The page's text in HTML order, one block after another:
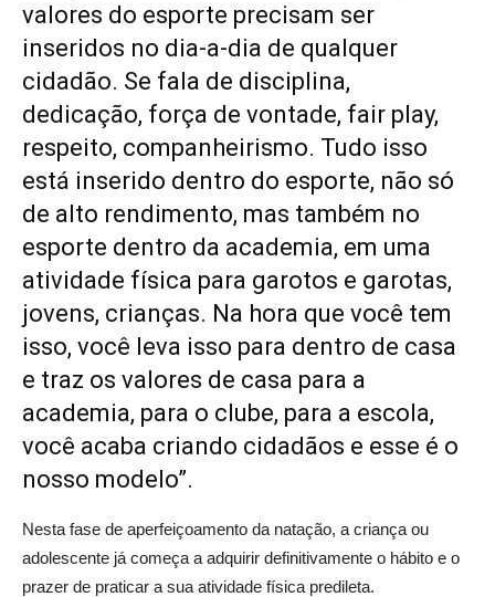
valores do esporte precisam ser
inseridos no dia-a-dia de qualquer
cidadão. Se fala de disciplina,
dedicação, força de vontade, fair play,
respeito, companheirismo. Tudo isso
está inserido dentro do esporte, não só
de alto rendimento, mas também no
esporte dentro da academia, em uma
atividade física para garotos e garotas,
jovens, crianças. Na hora que você tem
isso, você leva isso para dentro de casa
e traz os valores de casa para a
academia, para o clube, para a escola,
você acaba criando cidadãos e esse é o
nosso modelo”.
Nesta fase de aperfeiçoamento da natação, a criança ou
adolescente já começa a adquirir definitivamente o hábito e o
prazer de praticar a sua atividade física predileta.